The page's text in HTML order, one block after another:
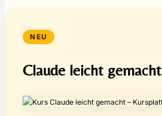
NEU
Claude leicht gemacht